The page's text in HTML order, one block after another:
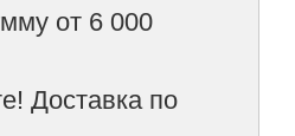
от 6 000
Доставка по